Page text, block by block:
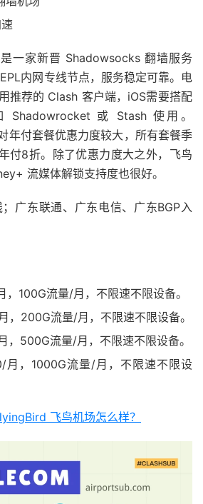
一家新晋 Shadowsocks 翻墙服务
内网专线节点，服务稳定可靠。电
推荐的 Clash 客户端，iOS需要搭配
或 Stash 使用。
年付套餐优惠力度较大，所有套餐季
付8折。除了优惠力度大之外，飞鸟
流媒体解锁支持度也很好。
；广东联通、广东电信、广东BGP入
，100G流量/月，不限速不限设备。
，200G流量/月，不限速不限设备。
，500G流量/月，不限速不限设备。
月，1000G流量/月，不限速不限设
飞鸟机场怎么样？